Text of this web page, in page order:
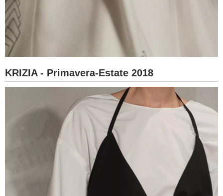
KRIZIA - Primavera-Estate 2018